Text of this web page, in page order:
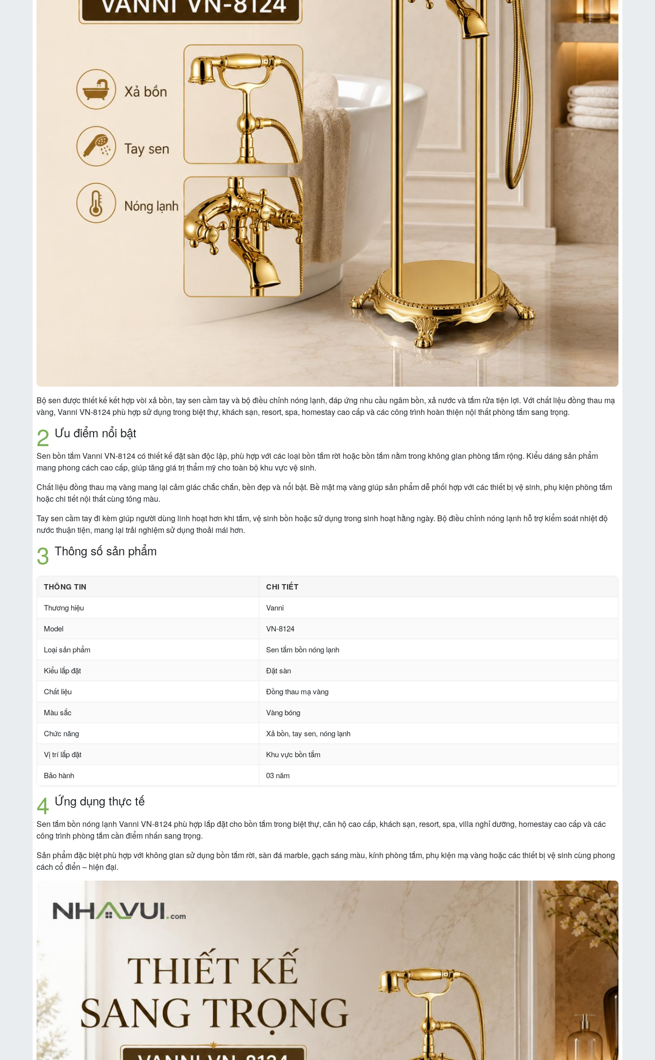
Bộ sen được thiết kế kết hợp vòi xả bồn, tay sen cầm tay và bộ điều chỉnh nóng lạnh, đáp ứng nhu cầu ngâm bồn, xả nước và tắm rửa tiện lợi. Với chất liệu đồng thau mạ
vàng, Vanni VN-8124 phù hợp sử dụng trong biệt thự, khách sạn, resort, spa, homestay cao cấp và các công trình hoàn thiện nội thất phòng tắm sang trọng.
Ưu điểm nổi bật
Sen bồn tắm Vanni VN-8124 có thiết kế đặt sàn độc lập, phù hợp với các loại bồn tắm rời hoặc bồn tắm nằm trong không gian phòng tắm rộng. Kiểu dáng sản phẩm
mang phong cách cao cấp, giúp tăng giá trị thẩm mỹ cho toàn bộ khu vực vệ sinh.
Chất liệu đồng thau mạ vàng mang lại cảm giác chắc chắn, bền đẹp và nổi bật. Bề mặt mạ vàng giúp sản phẩm dễ phối hợp với các thiết bị vệ sinh, phụ kiện phòng tắm
hoặc chi tiết nội thất cùng tông màu.
Tay sen cầm tay đi kèm giúp người dùng linh hoạt hơn khi tắm, vệ sinh bồn hoặc sử dụng trong sinh hoạt hằng ngày. Bộ điều chỉnh nóng lạnh hỗ trợ kiểm soát nhiệt độ
nước thuận tiện, mang lại trải nghiệm sử dụng thoải mái hơn.
Thông số sản phẩm
THÔNG TIN CHI TIẾT
Thương hiệu Vanni
Model VN-8124
Loại sản phẩm Sen tắm bồn nóng lạnh
Kiểu lắp đặt Đặt sàn
Chất liệu Đồng thau mạ vàng
Màu sắc Vàng bóng
Chức năng Xả bồn, tay sen, nóng lạnh
Vị trí lắp đặt Khu vực bồn tắm
Bảo hành 03 năm
Ứng dụng thực tế
Sen tắm bồn nóng lạnh Vanni VN-8124 phù hợp lắp đặt cho bồn tắm trong biệt thự, căn hộ cao cấp, khách sạn, resort, spa, villa nghỉ dưỡng, homestay cao cấp và các
công trình phòng tắm cần điểm nhấn sang trọng.
Sản phẩm đặc biệt phù hợp với không gian sử dụng bồn tắm rời, sàn đá marble, gạch sáng màu, kính phòng tắm, phụ kiện mạ vàng hoặc các thiết bị vệ sinh cùng phong
cách cổ điển – hiện đại.